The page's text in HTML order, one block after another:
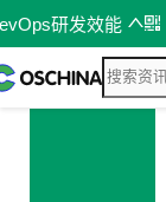
研发效能